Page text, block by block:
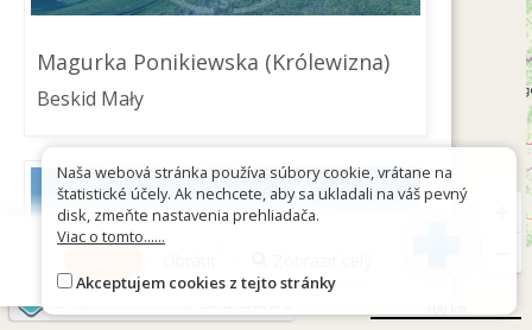
Magurka Ponikiewska (Królewizna)
Beskid Mały
Naša webová stránka používa súbory cookie, vrátane na
štatistické účely. Ak nechcete, aby sa ukladali na váš pevný
disk, zmeňte nastavenia prehliadača.
Viac o tomto......
Akceptujem cookies z tejto stránky